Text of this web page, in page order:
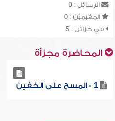
الرسائل : 0
المقيميّن : 0
في خزائن : 5
المحاضرة مجزأة
1 - المسح على الخفين